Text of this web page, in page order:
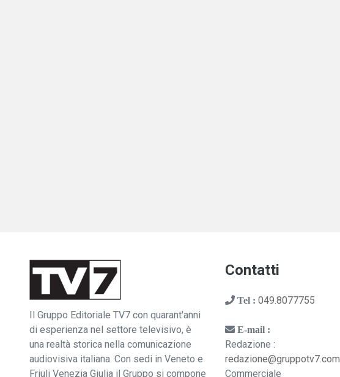
Il Gruppo Editoriale TV7 con quarant'anni
di esperienza nel settore televisivo, è
una realtà storica nella comunicazione
audiovisiva italiana. Con sedi in Veneto e
Friuli Venezia Giulia il Gruppo si compone
Contatti
Tel : 049.8077755
E-mail :
Redazione :
redazione@gruppotv7.com
Commerciale